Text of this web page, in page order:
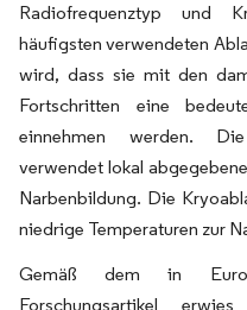
Radiofrequenztyp und
häufigsten verwendeten
wird, dass sie mit den
Fortschritten eine
einnehmen werden.
verwendet lokal
Narbenbildung. Die
niedrige Temperaturen zur
Gemäß dem in
Forschungsartikel